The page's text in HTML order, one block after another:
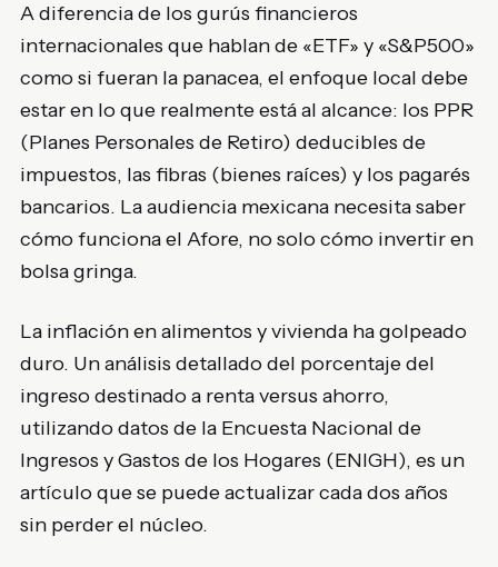
A diferencia de los gurús financieros
internacionales que hablan de «ETF» y «S&P500»
como si fueran la panacea, el enfoque local debe
estar en lo que realmente está al alcance: los PPR
(Planes Personales de Retiro) deducibles de
impuestos, las fibras (bienes raíces) y los pagarés
bancarios. La audiencia mexicana necesita saber
cómo funciona el Afore, no solo cómo invertir en
bolsa gringa.
La inflación en alimentos y vivienda ha golpeado
duro. Un análisis detallado del porcentaje del
ingreso destinado a renta versus ahorro,
utilizando datos de la Encuesta Nacional de
Ingresos y Gastos de los Hogares (ENIGH), es un
artículo que se puede actualizar cada dos años
sin perder el núcleo.